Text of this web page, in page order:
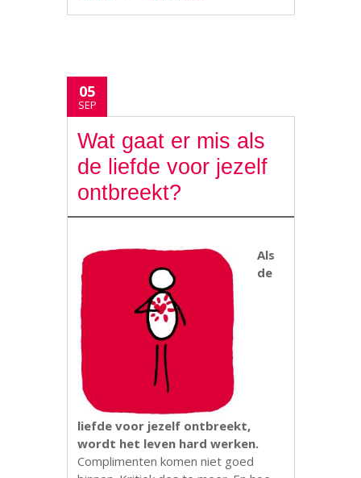
05
SEP
Wat gaat er mis als
de liefde voor jezelf
ontbreekt?
Als
de
liefde voor jezelf ontbreekt,
wordt het leven hard werken.
Complimenten komen niet goed